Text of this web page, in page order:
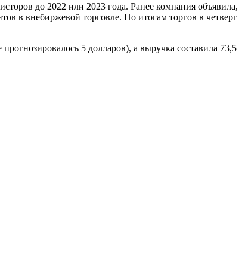
до 2022 или 2023 года. Ранее компания объявила,
в внебиржевой торговле. По итогам торгов в четверг
5 долларов), а выручка составила 73,5